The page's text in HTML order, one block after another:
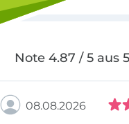
Note 4.87 / 5 aus
08.08.2026